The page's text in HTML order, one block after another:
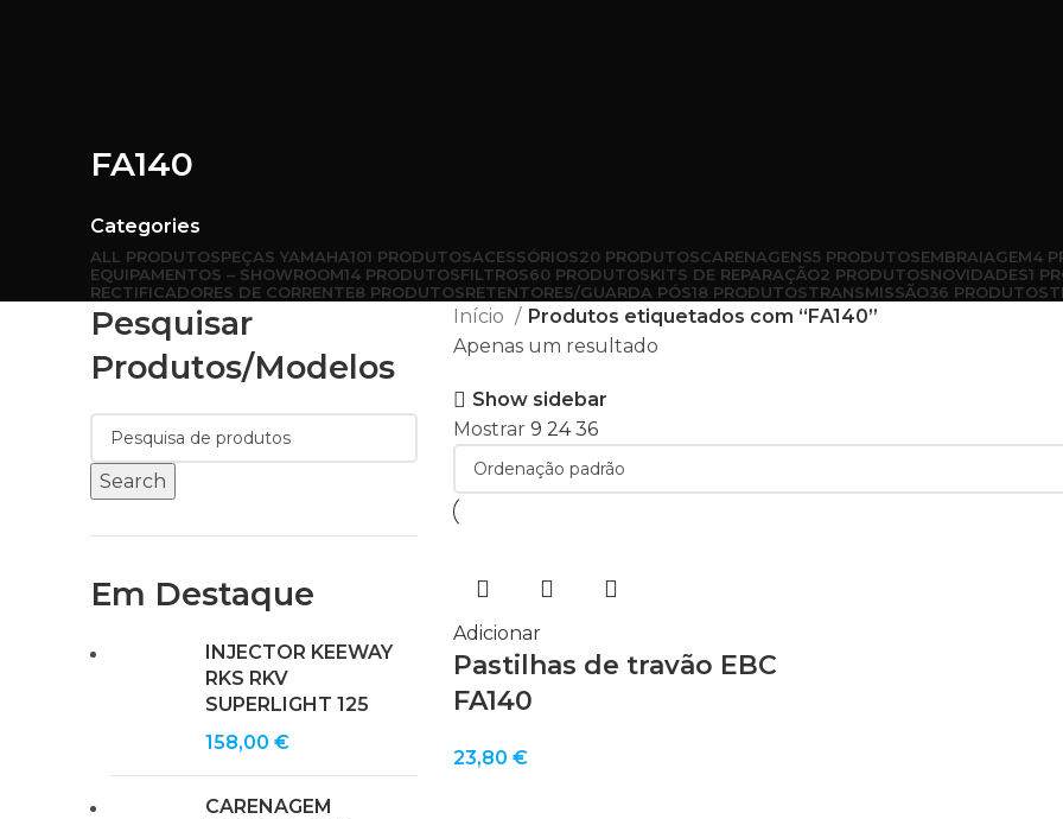
FA140
Categories
ALL PRODUTOSPEÇAS YAMAHA101 PRODUTOSACESSÓRIOS20 PRODUTOSCARENAGENS5 PRODUTOSEMBRAIAGEM4
EQUIPAMENTOS – SHOWROOM14 PRODUTOSFILTROS60 PRODUTOSKITS DE REPARAÇÃO2 PRODUTOSNOVIDADES1
RECTIFICADORES DE CORRENTE8 PRODUTOSRETENTORES/GUARDA PÓS18 PRODUTOSTRANSMISSÃO36 PRODUTOS
Pesquisar
Produtos/modelos
Search
Em Destaque
INJECTOR KEEWAY
RKS RKV
SUPERLIGHT 125
158,00 €
CARENAGEM
Início
Produtos etiquetados com “FA140”
Apenas um resultado
Show sidebar
Mostrar 9 2436
Adicionar
Pastilhas de travão EBC
FA140
23,80 €